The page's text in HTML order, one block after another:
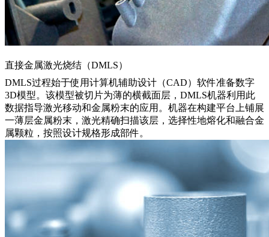
直接金属激光烧结（DMLS）
DMLS过程始于使用计算机辅助设计（CAD）软件准备数字
3D模型。该模型被切片为薄的横截面层，DMLS机器利用此
数据指导激光移动和金属粉末的应用。机器在构建平台上铺展
一薄层金属粉末，激光精确扫描该层，选择性地熔化和融合金
属颗粒，按照设计规格形成部件。